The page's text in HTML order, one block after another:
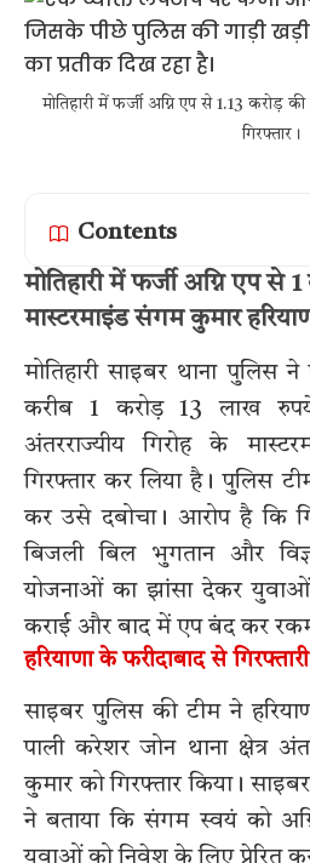
मोतिहारी में फर्जी अग्नि एप से 1.13 करोड़
गिरफ्तार।
Contents
मोतिहारी में फर्जी अग्नि एप से
मास्टरमाइंड संगम कुमार
मोतिहारी साइबर थाना पुलिस
करीब 1 करोड़ 13 लाख
अंतरराज्यीय गिरोह के
गिरफ्तार कर लिया है। पुलिस
कर उसे दबोचा। आरोप है कि
बिजली बिल भुगतान और
योजनाओं का झांसा देकर युवाओं
कराई और बाद में एप बंद कर
हरियाणा के फरीदाबाद से गिरफ्तारी
साइबर पुलिस की टीम ने
पाली करेशर जोन थाना क्षेत्र
कुमार को गिरफ्तार किया।
ने बताया कि संगम स्वयं को
युवाओं को निवेश के लिए प्रेरित